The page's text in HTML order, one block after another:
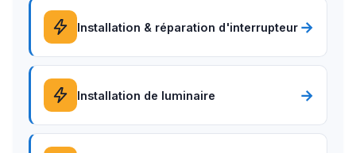
Installation & réparation d'interrupteur →
Installation de luminaire →